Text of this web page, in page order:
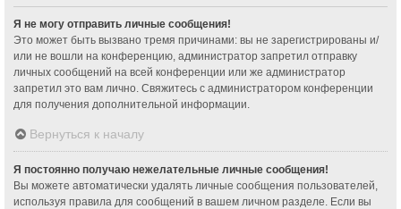
Я не могу отправить личные сообщения!
Это может быть вызвано тремя причинами: вы не зарегистрированы и/
или не вошли на конференцию, администратор запретил отправку
личных сообщений на всей конференции или же администратор
запретил это вам лично. Свяжитесь с администратором конференции
для получения дополнительной информации.
Вернуться к началу
Я постоянно получаю нежелательные личные сообщения!
Вы можете автоматически удалять личные сообщения пользователей,
используя правила для сообщений в вашем личном разделе. Если вы